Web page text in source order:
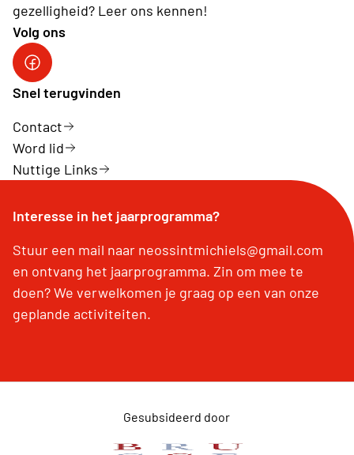
gezelligheid? Leer ons kennen!
Volg ons
Sint-Michiels op Facebook
Snel terugvinden
Contact
Word lid
Nuttige Links
Interesse in het jaarprogramma?
Stuur een mail naar neossintmichiels@gmail.com
en ontvang het jaarprogramma. Zin om mee te
doen? We verwelkomen je graag op een van onze
geplande activiteiten.
Gesubsideerd door